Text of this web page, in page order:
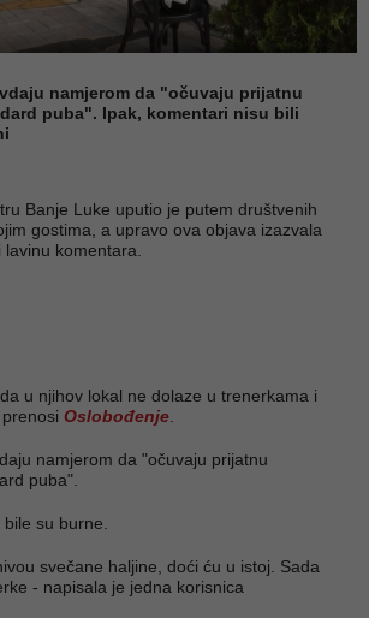
namjerom da "očuvaju prijatnu
puba". Ipak, komentari nisu bili
Banje Luke uputio je putem društvenih
gostima, a upravo ova objava izazvala
komentara.
u njihov lokal ne dolaze u trenerkama i
Oslobođenje
namjerom da "očuvaju prijatnu
puba".
su burne.
svečane haljine, doći ću u istoj. Sada
- napisala je jedna korisnica